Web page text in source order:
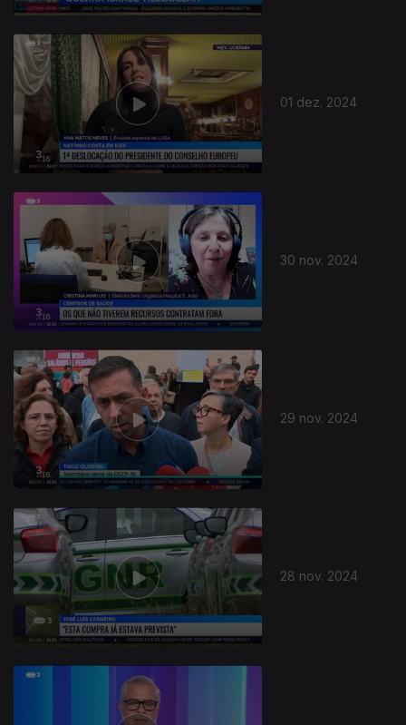
01 dez. 2024
30 nov. 2024
29 nov. 2024
28 nov. 2024
811737